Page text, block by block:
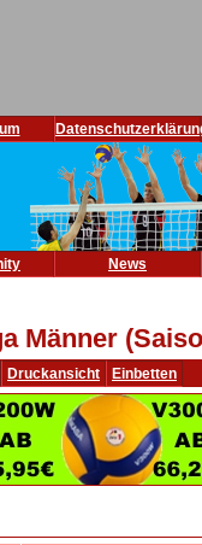
News
Männer
Druckansicht Einbetten